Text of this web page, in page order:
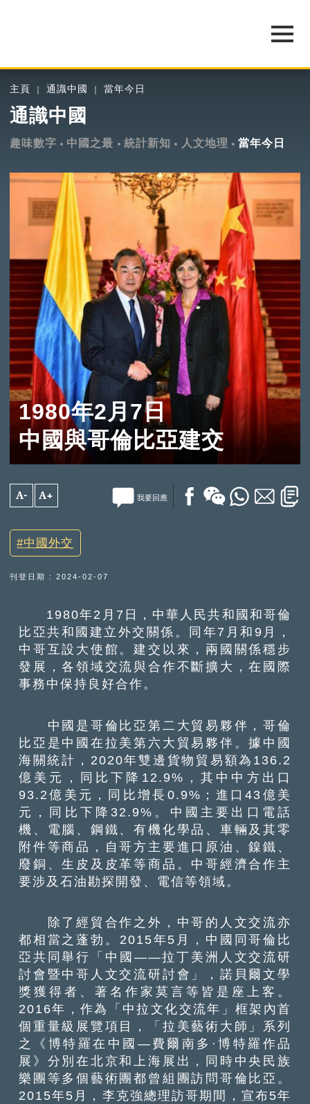
主頁 通識中國 當年今日
通識中國
趣味數字 中國之最 統計新知 人文地理 當年今日
1980年2月7日
中國與哥倫比亞建交
A- A+ 我要回應
中國外交
刊登日期 : 2024-02-07
1980年2月7日，中華人民共和國和哥倫
比亞共和國建立外交關係。同年7月和9月，
中哥互設大使館。建交以來，兩國關係穩步
發展，各領域交流與合作不斷擴大，在國際
事務中保持良好合作。
中國是哥倫比亞第二大貿易夥伴，哥倫
比亞是中國在拉美第六大貿易夥伴。據中國
海關統計，2020年雙邊貨物貿易額為136.2
億美元，同比下降12.9%，其中中方出口
93.2億美元，同比增長0.9%；進口43億美
元，同比下降32.9%。中國主要出口電話
機、電腦、鋼鐵、有機化學品、車輛及其零
附件等商品，自哥方主要進口原油、鎳鐵、
廢銅、生皮及皮革等商品。中哥經濟合作主
要涉及石油勘探開發、電信等領域。
除了經貿合作之外，中哥的人文交流亦
都相當之蓬勃。2015年5月，中國同哥倫比
亞共同舉行「中國——拉丁美洲人文交流研
討會暨中哥人文交流研討會」，諾貝爾文學
獎獲得者、著名作家莫言等皆是座上客。
2016年，作為「中拉文化交流年」框架內首
個重量級展覽項目，「拉美藝術大師」系列
之《博特羅在中國—費爾南多·博特羅作品
展》分別在北京和上海展出，同時中央民族
樂團等多個藝術團都曾組團訪問哥倫比亞。
2015年5月，李克強總理訪哥期間，宣布5年